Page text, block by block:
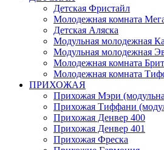
Детская Фристайл
Молодежная комната
Детская Аляска
Модульная молодежная
Модульная молодежная
Молодежная комната
Молодежная комната
ПРИХОЖАЯ
Прихожая Мэри
Прихожая Тиффани
Прихожая Денвер 400
Прихожая Денвер 401
Прихожая Фреска